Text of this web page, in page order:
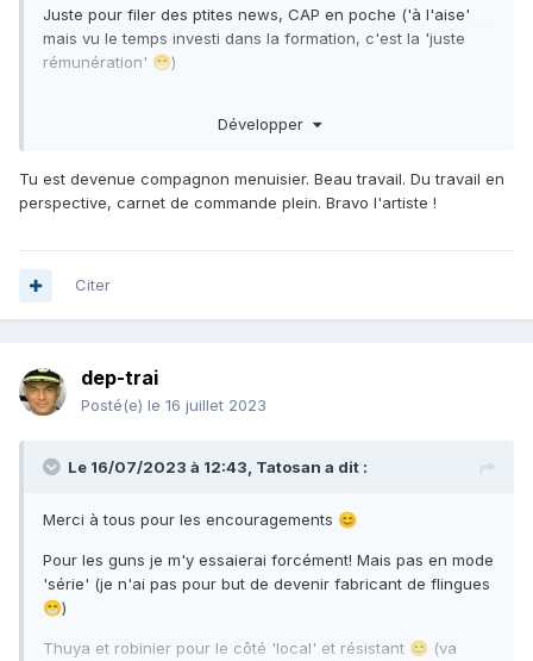
Juste pour filer des ptites news, CAP en poche ('à l'aise'
mais vu le temps investi dans la formation, c'est la 'juste
rémunération' 😁)
rails depuis la fin des exams dont
ou vis et ps un gramme de panneaux indus!) pour présenter
à une épreuve d'exam.
chez un pote, tout en assemblages (tenons/mortaises,
D'autres trucs sympas à venir!
Objectif seulement du massif!
Le maximum de beaux assemblages possible!
J'espère que vous pêchez pour moi
Vivement que je retourne butter des poissons!
Développer
Tu est devenue compagnon menuisier. Beau travail. Du travail en
perspective, carnet de commande plein. Bravo l'artiste !
Citer
dep-trai
Posté(e) le 16 juillet 2023
Le 16/07/2023 à 12:43, Tatosan a dit :
Merci à tous pour les encouragements 😊
Pour les guns je m'y essaierai forcément! Mais pas en mode
'série' (je n'ai pas pour but de devenir fabricant de flingues
😁)
Thuya et robinier pour le côté 'local' et résistant 😊 (va